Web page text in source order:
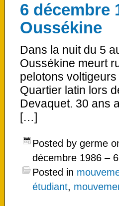
6 décembre
Oussékine
Dans la nuit du 5
Oussékine meurt
pelotons
Quartier latin lors
Devaquet. 30 ans
[…]
Posted by germe
décembre 1986 –
Posted in
étudiant,